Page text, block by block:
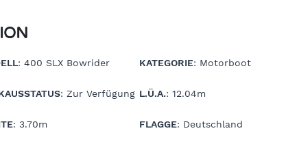
: 400 SLX Bowrider KATEGORIE: Motorboot
: Zur Verfügung L.Ü.A.: 12.04m
: 3.70m FLAGGE: Deutschland